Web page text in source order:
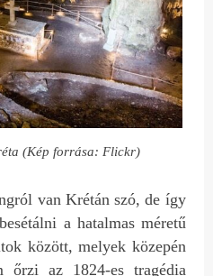
(Kép forrása: Flickr)
van Krétán szó, de így
a hatalmas méretű
között, melyek közepén
őrzi az 1824-es tragédia